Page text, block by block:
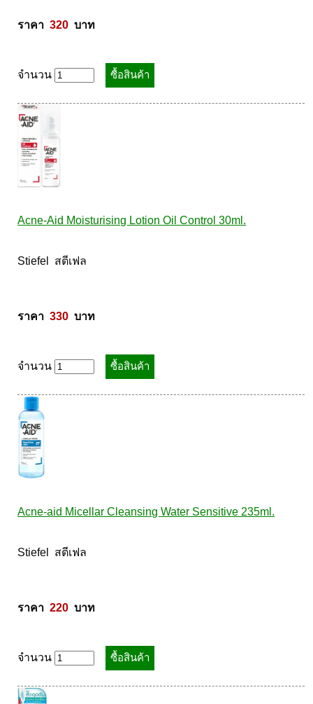
ราคา 320
  บาท
จำนวน
Acne-Aid Moisturising Lotion Oil Control 30ml.
Stiefel  สตีเฟล
ราคา 330
  บาท
จำนวน
Acne-aid Micellar Cleansing Water Sensitive 235ml.
Stiefel  สตีเฟล
ราคา 220
  บาท
จำนวน